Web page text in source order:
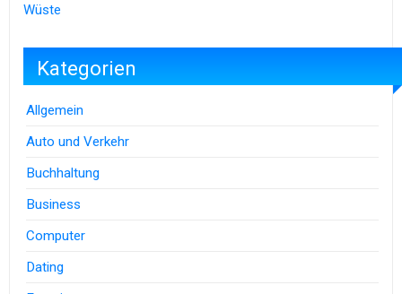
Wüste
Kategorien
Allgemein
Auto und Verkehr
Buchhaltung
Business
Computer
Dating